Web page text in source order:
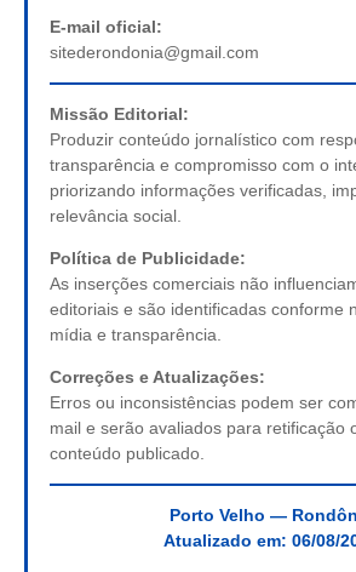
E-mail oficial:
sitederondonia@gmail.com
Missão Editorial:
Produzir conteúdo jornalístico com
transparência e compromisso com o
priorizando informações verificadas,
relevância social.
Política de Publicidade:
As inserções comerciais não
editoriais e são identificadas conforme
mídia e transparência.
Correções e Atualizações:
Erros ou inconsistências podem ser
mail e serão avaliados para retificação
conteúdo publicado.
Porto Velho —
Atualizado em: 06/08/